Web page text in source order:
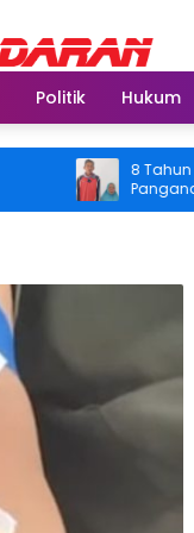
Politik Hukum
8 Tahun
Pangandaran
Usai Operasi